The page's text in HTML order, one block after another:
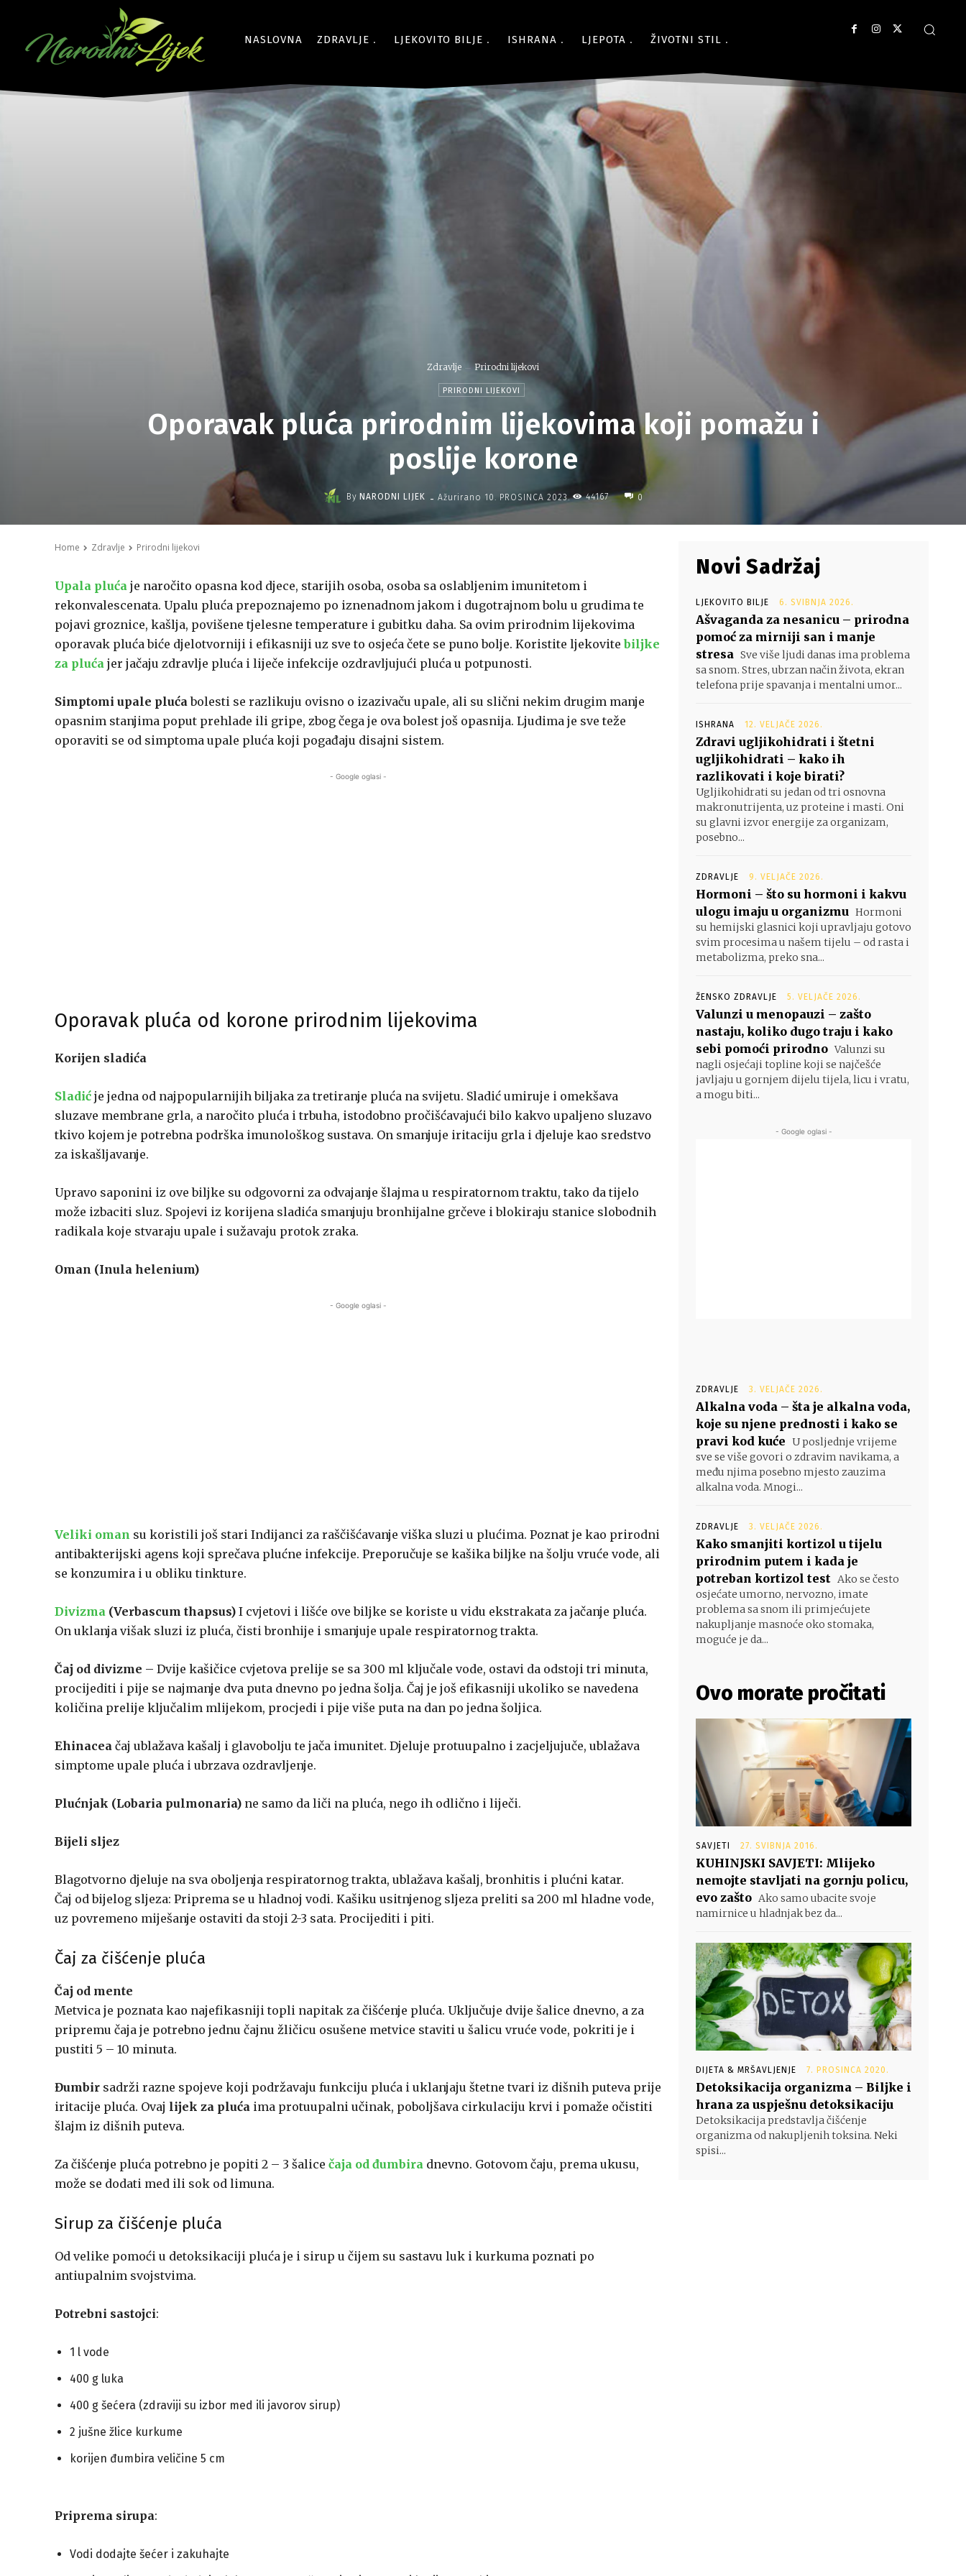
NASLOVNA ZDRAVLJE LJEKOVITO BILJE ISHRANA LJEPOTA ŽIVOTNI STIL
Zdravlje Prirodni lijekovi
PRIRODNI LIJEKOVI
Oporavak pluća prirodnim lijekovima koji pomažu i
poslije korone
By NARODNI LIJEK - Ažurirano 10. PROSINCA 2023. 44167 0
Home Zdravlje Prirodni lijekovi
Upala pluća je naročito opasna kod djece, starijih osoba, osoba sa oslabljenim imunitetom i
rekonvalescenata. Upalu pluća prepoznajemo po iznenadnom jakom i dugotrajnom bolu u grudima te
pojavi groznice, kašlja, povišene tjelesne temperature i gubitku daha. Sa ovim prirodnim lijekovima
oporavak pluća biće djelotvorniji i efikasniji uz sve to osjeća čete se puno bolje. Koristite ljekovite biljke
za pluća jer jačaju zdravlje pluća i liječe infekcije ozdravljujući pluća u potpunosti.
Simptomi upale plućabolesti se razlikuju ovisno o izazivaču upale, ali su slični nekim drugim manje
opasnim stanjima poput prehlade ili gripe, zbog čega je ova bolest još opasnija. Ljudima je sve teže
oporaviti se od simptoma upale pluća koji pogađaju disajni sistem.
- Google oglasi -
Oporavak pluća od korone prirodnim lijekovima
Korijen sladića
Sladić je jedna od najpopularnijih biljaka za tretiranje pluća na svijetu. Sladić umiruje i omekšava
sluzave membrane grla, a naročito pluća i trbuha, istodobno pročišćavajući bilo kakvo upaljeno sluzavo
tkivo kojem je potrebna podrška imunološkog sustava. On smanjuje iritaciju grla i djeluje kao sredstvo
za iskašljavanje.
Upravo saponini iz ove biljke su odgovorni za odvajanje šlajma u respiratornom traktu, tako da tijelo
može izbaciti sluz. Spojevi iz korijena sladića smanjuju bronhijalne grčeve i blokiraju stanice slobodnih
radikala koje stvaraju upale i sužavaju protok zraka.
Oman (Inula helenium)
- Google oglasi -
Veliki oman su koristili još stari Indijanci za raščišćavanje viška sluzi u plućima. Poznat je kao prirodni
antibakterijski agens koji sprečava plućne infekcije. Preporučuje se kašika biljke na šolju vruće vode, ali
se konzumira i u obliku tinkture.
Divizma (Verbascum thapsus) I cvjetovi i lišće ove biljke se koriste u vidu ekstrakata za jačanje pluća.
On uklanja višak sluzi iz pluća, čisti bronhije i smanjuje upale respiratornog trakta.
Čaj od divizme – Dvije kašičice cvjetova prelije se sa 300 ml ključale vode, ostavi da odstoji tri minuta,
procijediti i pije se najmanje dva puta dnevno po jedna šolja. Čaj je još efikasniji ukoliko se navedena
količina prelije ključalim mlijekom, procjedi i pije više puta na dan po jedna šoljica.
Ehinacea čaj ublažava kašalj i glavobolju te jača imunitet. Djeluje protuupalno i zacjeljujuče, ublažava
simptome upale pluća i ubrzava ozdravljenje.
Plućnjak (Lobaria pulmonaria) ne samo da liči na pluća, nego ih odlično i liječi.
Bijeli sljez
Blagotvorno djeluje na sva oboljenja respiratornog trakta, ublažava kašalj, bronhitis i plućni katar.
Čaj od bijelog sljeza: Priprema se u hladnoj vodi. Kašiku usitnjenog sljeza preliti sa 200 ml hladne vode,
uz povremeno miješanje ostaviti da stoji 2-3 sata. Procijediti i piti.
Čaj za čišćenje pluća
Čaj od mente
Metvica je poznata kao najefikasniji topli napitak za čišćenje pluća. Uključuje dvije šalice dnevno, a za
pripremu čaja je potrebno jednu čajnu žličicu osušene metvice staviti u šalicu vruće vode, pokriti je i
pustiti 5 – 10 minuta.
Đumbir sadrži razne spojeve koji podržavaju funkciju pluća i uklanjaju štetne tvari iz dišnih puteva prije
iritacije pluća. Ovaj lijek za pluća ima protuupalni učinak, poboljšava cirkulaciju krvi i pomaže očistiti
šlajm iz dišnih puteva.
Za čišćenje pluća potrebno je popiti 2 – 3 šalice čaja od đumbira dnevno. Gotovom čaju, prema ukusu,
može se dodati med ili sok od limuna.
Sirup za čišćenje pluća
Od velike pomoći u detoksikaciji pluća je i sirup u čijem su sastavu luk i kurkuma poznati po
antiupalnim svojstvima.
Potrebni sastojci:
1 l vode
400 g luka
400 g šećera (zdraviji su izbor med ili javorov sirup)
2 jušne žlice kurkume
korijen đumbira veličine 5 cm
Priprema sirupa:
Vodi dodajte šećer i zakuhajte
Novi Sadržaj
LJEKOVITO BILJE 6. SVIBNJA 2026.
Ašvaganda za nesanicu – prirodna
pomoć za mirniji san i manje
stresa Sve više ljudi danas ima problema
sa snom. Stres, ubrzan način života, ekran
telefona prije spavanja i mentalni umor...
ISHRANA 12. VELJAČE 2026.
Zdravi ugljikohidrati i štetni
ugljikohidrati – kako ih
razlikovati i koje birati?
Ugljikohidrati su jedan od tri osnovna
makronutrijenta, uz proteine i masti. Oni
su glavni izvor energije za organizam,
posebno...
ZDRAVLJE 9. VELJAČE 2026.
Hormoni – što su hormoni i kakvu
ulogu imaju u organizmu Hormoni
su hemijski glasnici koji upravljaju gotovo
svim procesima u našem tijelu – od rasta i
metabolizma, preko sna...
ŽENSKO ZDRAVLJE 5. VELJAČE 2026.
Valunzi u menopauzi – zašto
nastaju, koliko dugo traju i kako
sebi pomoći prirodno Valunzi su
nagli osjećaji topline koji se najčešće
javljaju u gornjem dijelu tijela, licu i vratu,
a mogu biti...
- Google oglasi -
ZDRAVLJE 3. VELJAČE 2026.
Alkalna voda – šta je alkalna voda,
koje su njene prednosti i kako se
pravi kod kuće U posljednje vrijeme
sve se više govori o zdravim navikama, a
među njima posebno mjesto zauzima
alkalna voda. Mnogi...
ZDRAVLJE 3. VELJAČE 2026.
Kako smanjiti kortizol u tijelu
prirodnim putem i kada je
potreban kortizol test Ako se često
osjećate umorno, nervozno, imate
problema sa snom ili primjećujete
nakupljanje masnoće oko stomaka,
moguće je da...
Ovo morate pročitati
SAVJETI 27. SVIBNJA 2016.
KUHINJSKI SAVJETI: Mlijeko
nemojte stavljati na gornju policu,
evo zašto Ako samo ubacite svoje
namirnice u hladnjak bez da...
DIJETA & MRŠAVLJENJE 7. PROSINCA 2020.
Detoksikacija organizma – Biljke i
hrana za uspješnu detoksikaciju
Detoksikacija predstavlja čišćenje
organizma od nakupljenih toksina. Neki
spisi...